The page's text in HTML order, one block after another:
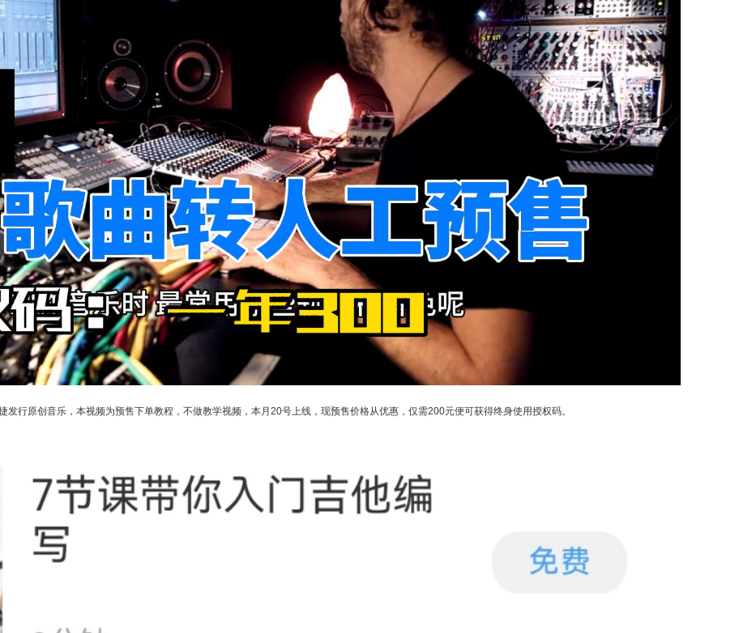
行原创音乐，本视频为预售下单教程，不做教学视频，本月20号上线，现预售价格从优惠，仅需200元便可获得终身使用授权码。